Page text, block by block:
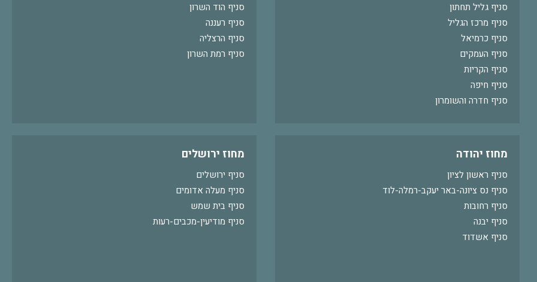
סניף גליל תחתון
סניף מרכז הגליל
סניף כרמיאל
סניף העמקים
סניף הקריות
סניף חיפה
סניף חדרה והשומרון
סניף הוד השרון
סניף רעננה
סניף הרצליה
סניף רמת השרון
מחוז יהודה
סניף ראשון לציון
סניף נס ציונה-באר יעקב-רמלה-לוד
סניף רחובות
סניף יבנה
סניף אשדוד
מחוז ירושלים
סניף ירושלים
סניף מעלה אדומים
סניף בית שמש
סניף מודיעין-מכבים-רעות